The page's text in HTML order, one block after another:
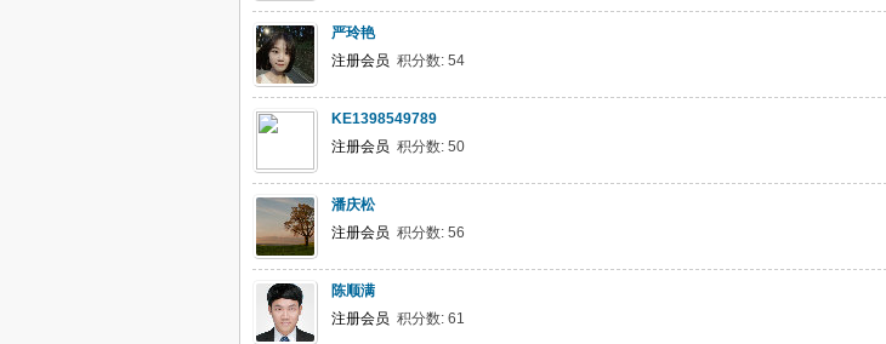
严玲艳
注册会员 积分数: 54
KE1398549789
注册会员 积分数: 50
潘庆松
注册会员 积分数: 56
陈顺满
注册会员 积分数: 61